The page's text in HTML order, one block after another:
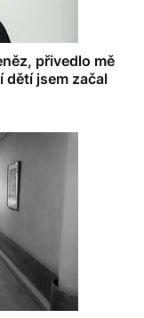
přivedlo mě
dětí jsem začal